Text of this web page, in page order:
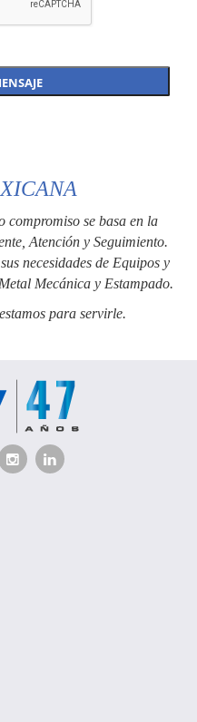
compromiso se basa en la
Atención y Seguimiento.
necesidades de Equipos y
Mecánica y Estampado.
para servirle.